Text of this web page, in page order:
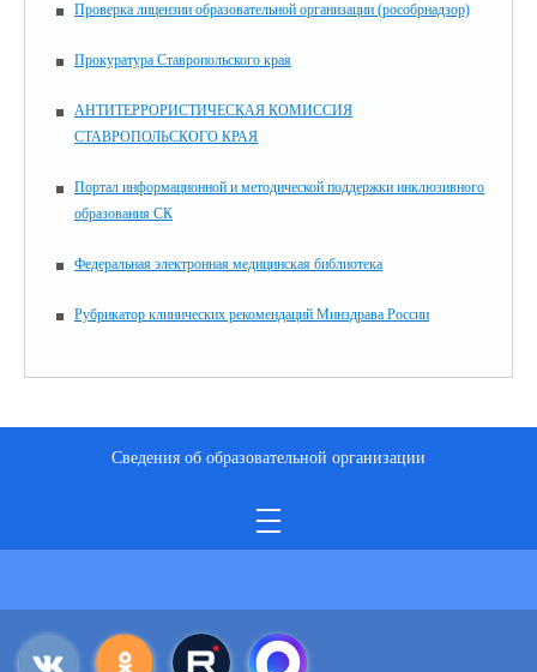
Проверка лицензии образовательной организации (рособрнадзор)
Прокуратура Ставропольского края
АНТИТЕРРОРИСТИЧЕСКАЯ КОМИССИЯ
СТАВРОПОЛЬСКОГО КРАЯ
Портал информационной и методической поддержки инклюзивного
образования СК
Федеральная электронная медицинская библиотека
Рубрикатор клинических рекомендаций Минздрава России
Сведения об образовательной организации